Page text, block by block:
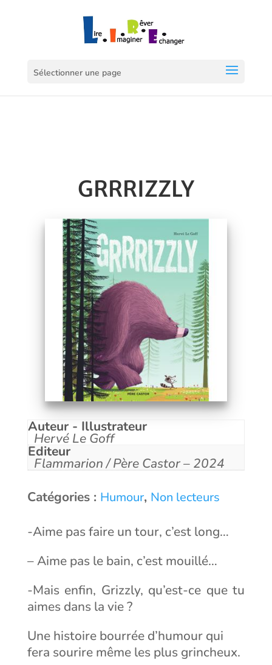
Sélectionner une page
GRRRIZZLY
Auteur - Illustrateur
Hervé Le Goff
Editeur
Flammarion / Père Castor – 2024
Catégories : Humour, Non lecteurs
-Aime pas faire un tour, c’est long…
– Aime pas le bain, c’est mouillé…
-Mais enfin, Grizzly, qu’est-ce que tu
aimes dans la vie ?
Une histoire bourrée d’humour qui
fera sourire même les plus grincheux.